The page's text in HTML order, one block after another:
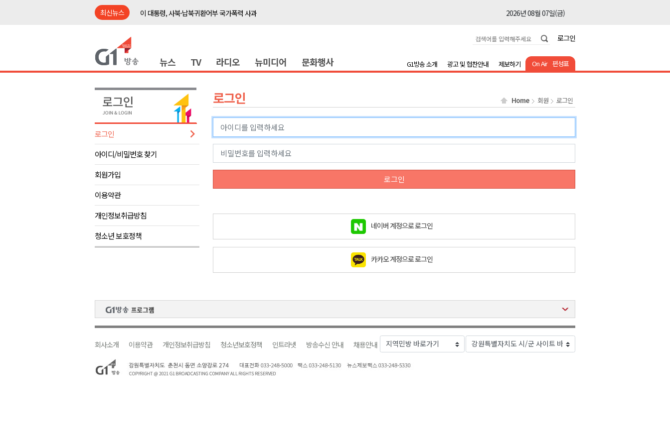
최신뉴스
이 대통령, 사북·납북귀환어부 국가폭력 사과
2026년 08월 07일(금)
2026년 08월 07일(금)
이광재 국회 예결위원장, 강릉시 초청 특별 강연
2026년 08월 07일(금)
육동한 시장, 국제스케이트장 춘천 유치 건의
영월군, 국·도비 확보 보고회 개최
2026년 08월 07일(금)
삼척 공공산후조리원 이전 시급
강원자치도교육청 교감급 이상 387명 인사
2026년 08월 07일(금)
도-시군 첫 간담회..우상호 "하나된 공동체"
이 대통령, 사북·납북귀환어부 국가폭력 사과
2026년 08월 07일(금)
여름축제 더위와 전쟁..물놀이 접목
2026년 08월 07일(금)
강원도, 최휘영 문체부장관과 정책간담회
이광재 국회 예결위원장, 강릉시 초청 특별 강연
검찰청 폐지..해결 과제 산적
강원자치도교육청 교감급 이상 387명 인사
2026년 08월 07일(금)
로그인
뉴스 TV 라디오 뉴미디어 문화행사 On Air 편성표
G1방송 소개 광고 및 협찬안내 제보하기
로그인
아이디/비밀번호 찾기
회원가입
이용약관
개인정보취급방침
청소년 보호정책
로그인 Home 회원 로그인
로그인
네이버 계정으로 로그인
카카오 계정으로 로그인
회사소개 이용약관 개인정보취급방침 청소년보호정책 인트라넷 방송수신 안내 채용안내